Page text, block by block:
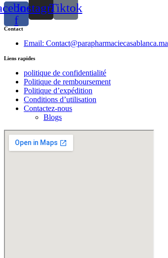
f
InstagramTiktok
Contact
Email: Contact@parapharmaciecasablanca.ma
Liens rapides
politique de confidentialité
Politique de remboursement
Politique d’expédition
Conditions d’utilisation
Contactez-nous
Blogs